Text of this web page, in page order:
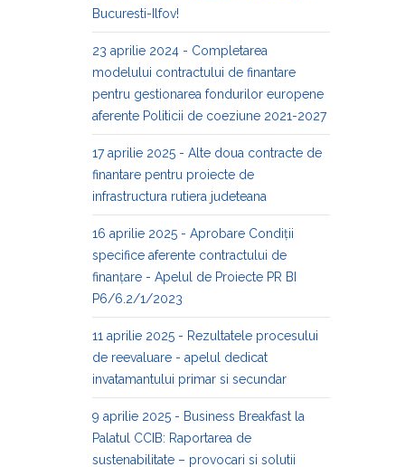
Bucuresti-Ilfov!
23 aprilie 2024 - Completarea
modelului contractului de finantare
pentru gestionarea fondurilor europene
aferente Politicii de coeziune 2021-2027
17 aprilie 2025 - Alte doua contracte de
finantare pentru proiecte de
infrastructura rutiera judeteana
16 aprilie 2025 - Aprobare Condiții
specifice aferente contractului de
finanțare - Apelul de Proiecte PR BI
P6/6.2/1/2023
11 aprilie 2025 - Rezultatele procesului
de reevaluare - apelul dedicat
invatamantului primar si secundar
9 aprilie 2025 - Business Breakfast la
Palatul CCIB: Raportarea de
sustenabilitate – provocari si solutii